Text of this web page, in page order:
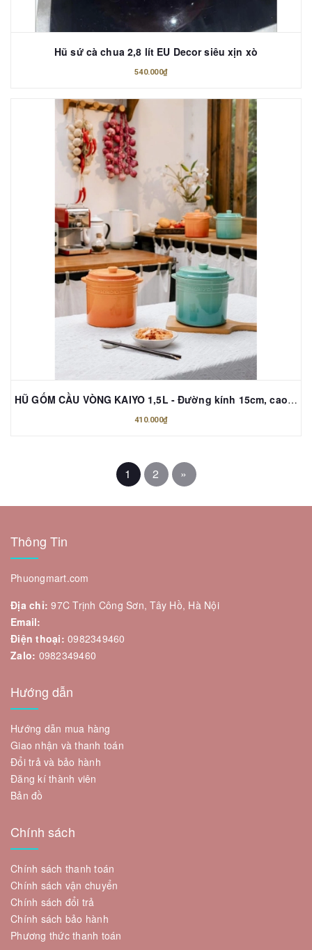
Hũ sứ cà chua 2,8 lít EU Decor siêu xịn xò
540.000₫
HŨ GỐM CẦU VÒNG KAIYO 1,5L - Đường kính 15cm, cao 16cm
410.000₫
1 2 »
Thông Tin
Phuongmart.com
Địa chỉ: 97C Trịnh Công Sơn, Tây Hồ, Hà Nội
Email:
Điện thoại: 0982349460
Zalo: 0982349460
Hướng dẫn
Hướng dẫn mua hàng
Giao nhận và thanh toán
Đổi trả và bảo hành
Đăng kí thành viên
Bản đồ
Chính sách
Chính sách thanh toán
Chính sách vận chuyển
Chính sách đổi trả
Chính sách bảo hành
Phương thức thanh toán